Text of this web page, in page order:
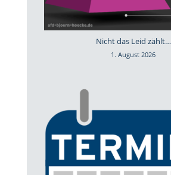
Nicht das Leid zählt…
1. August 2026